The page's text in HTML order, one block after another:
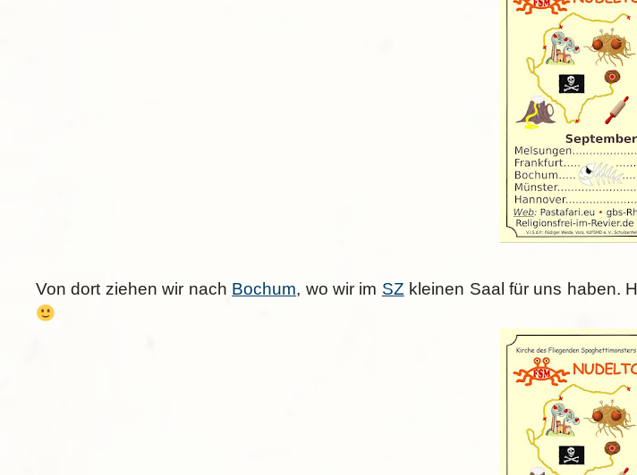
Von dort ziehen wir nach Bochum, wo wir im SZ kleinen Saal für uns haben.